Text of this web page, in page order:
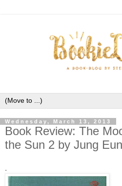
Wednesday, March 13, 2013
Book Review: The
the Sun 2 by Jung
.